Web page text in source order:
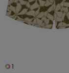
1